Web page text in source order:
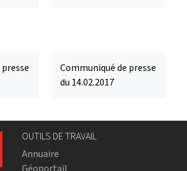
Communiqué de presse
du 14.02.2017
OUTILS DE TRAVAIL
Annuaire